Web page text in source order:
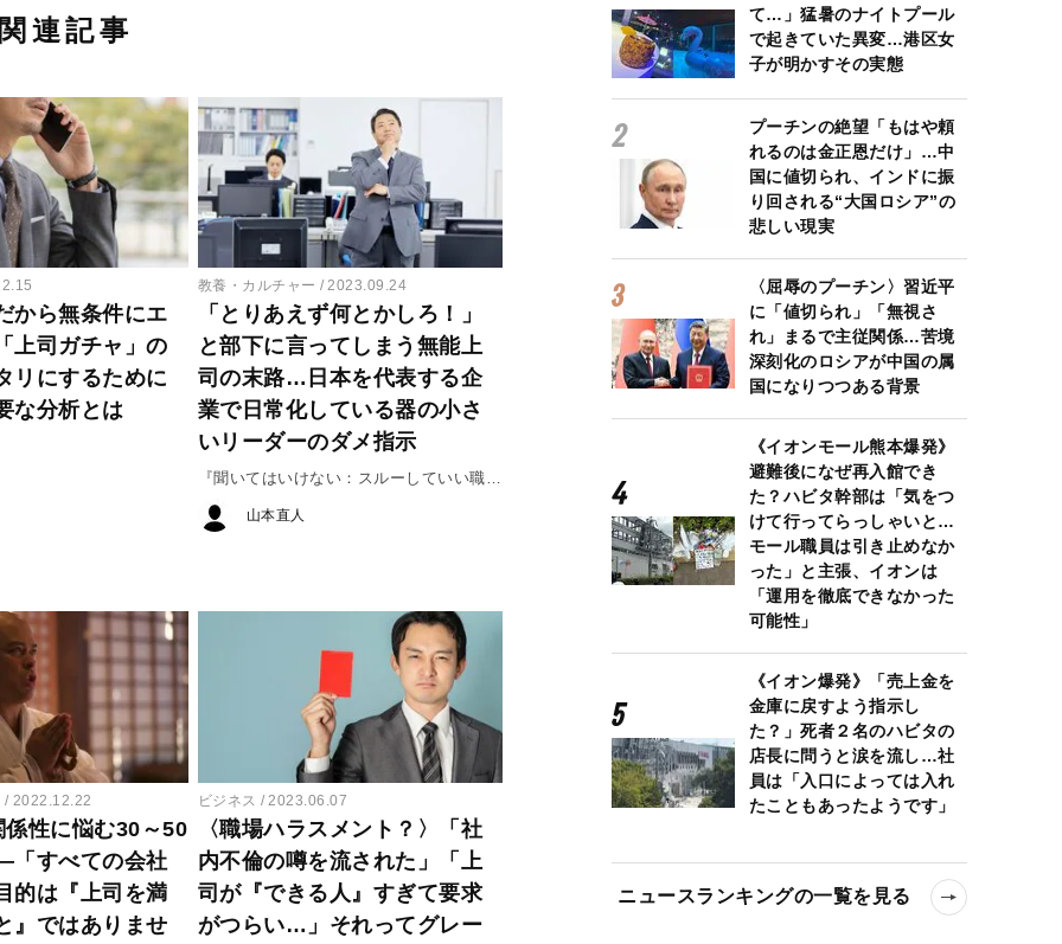
連記事
から無条件にエ
上司ガチャ」の
リにするために
な分析とは
教養・カルチャー 2023.09.24
「とりあえず何とかしろ！」
と部下に言ってしまう無能上
司の末路…日本を代表する企
業で日常化している器の小さ
いリーダーのダメ指示
『聞いてはいけない：スルーしていい職場
言葉』
山本直人
2022.12.22
性に悩む30～50
「すべての会社
的は『上司を満
』ではありませ
ビジネス 2023.06.07
〈職場ハラスメント？〉「社
内不倫の噂を流された」「上
司が『できる人』すぎて要求
がつらい…」それってグレー
て…」猛暑のナイトプール
で起きていた異変…港区女
子が明かすその実態
プーチンの絶望「もはや頼
れるのは金正恩だけ」…中
国に値切られ、インドに振
り回される“大国ロシア”の
悲しい現実
〈屈辱のプーチン〉習近平
に「値切られ」「無視さ
れ」まるで主従関係…苦境
深刻化のロシアが中国の属
国になりつつある背景
《イオンモール熊本爆発》
避難後になぜ再入館でき
た？ハビタ幹部は「気をつ
けて行ってらっしゃいと…
モール職員は引き止めなか
った」と主張、イオンは
「運用を徹底できなかった
可能性」
《イオン爆発》「売上金を
金庫に戻すよう指示し
た？」死者２名のハビタの
店長に問うと涙を流し…社
員は「入口によっては入れ
たこともあったようです」
ニュースランキングの一覧を見る